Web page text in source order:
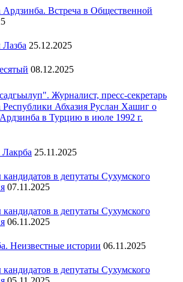
Встреча в Общественной
25.12.2025
08.12.2025
Журналист, пресс-секретарь
Республики Абхазия Руслан Хашиг о
в Турцию в июле 1992 г.
25.11.2025
в депутаты Сухумского
07.11.2025
в депутаты Сухумского
06.11.2025
Неизвестные истории 06.11.2025
в депутаты Сухумского